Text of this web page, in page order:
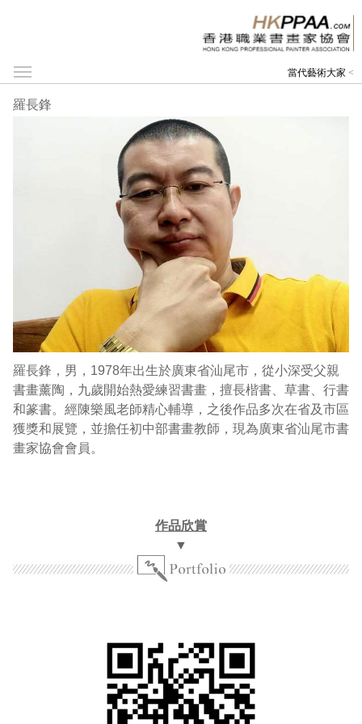
當代藝術大家 <
羅長鋒
羅長鋒，男，1978年出生於廣東省汕尾市，從小深受父親
書畫薰陶，九歲開始熱愛練習書畫，擅長楷書、草書、行書
和篆書。經陳樂風老師精心輔導，之後作品多次在省及市區
獲獎和展覽，並擔任初中部書畫教師，現為廣東省汕尾市書
畫家協會會員。
作品欣賞
▼